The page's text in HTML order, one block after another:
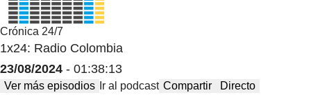
Crónica 24/7
1x24: Radio Colombia
23/08/2024 - 01:38:13
Ver más episodios Ir al podcast Compartir Directo